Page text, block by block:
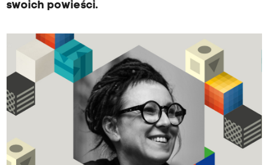
swoich powieści.